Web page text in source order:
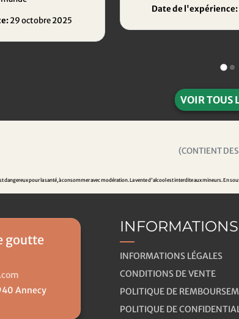
29 octobre 2025
Date de l'expérience:
VOIR TOUS
(CONTIENT
dangereux pour la santé, à consommer avec modération. La vente d'alcool est interdite aux mineurs. En
goutte
Annecy
INFORMATIONS
INFORMATIONS LÉGALES
CONDITIONS DE VENTE
POLITIQUE DE
POLITIQUE DE